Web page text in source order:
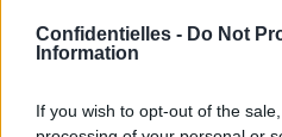
Confidentielles - Do Not
Information
If you wish to opt-out of the
La meilleure solution ? Filer
du rangement et faire une
3. La coiffure mal choisie